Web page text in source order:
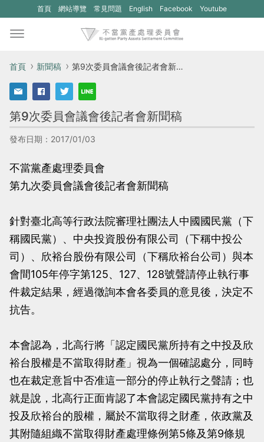
首頁 網站導覽 常見問題 English
(另
視
開
新
網
站：
不
當
黨
理
委
員
會
Facebook
(另
網
站：
不
當
黨
理
委
員
會
Youtube
首頁 新聞稿 第9次委員會議會後記者會新聞稿
第9次委員會議會後記者會新聞稿
發布日期：2017/01/03
不當黨產處理委員會
第九次委員會議會後記者會新聞稿
針對臺北高等行政法院審理社團法人中國國民黨（下
稱國民黨）、中央投資股份有限公司（下稱中投公
司）、欣裕台股份有限公司（下稱欣裕台公司）與本
會間105年停字第125、127、128號聲請停止執行事
件裁定結果，經過徵詢本會各委員的意見後，決定不
抗告。
本會認為，北高行將「認定國民黨所持有之中投及欣
裕台股權是不當取得財產」視為一個確認處分，同時
也在裁定意旨中否准這一部分的停止執行之聲請；也
就是說，北高行正面肯認了本會認定國民黨持有之中
投及欣裕台的股權，屬於不當取得之財產，依政黨及
其附隨組織不當取得財產處理條例第5條及第9條規